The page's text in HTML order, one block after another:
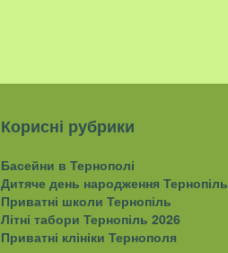
Корисні рубрики
Басейни в Тернополі
Дитяче день народження Тернопіль
Приватні школи Тернопіль
Літні табори Тернопіль 2026
Приватні клініки Тернополя